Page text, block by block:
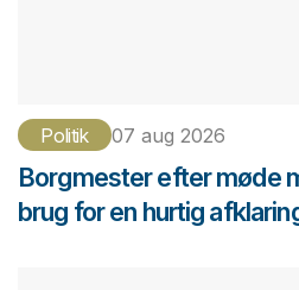
Politik 07 aug 2026
Borgmester efter møde
brug for en hurtig